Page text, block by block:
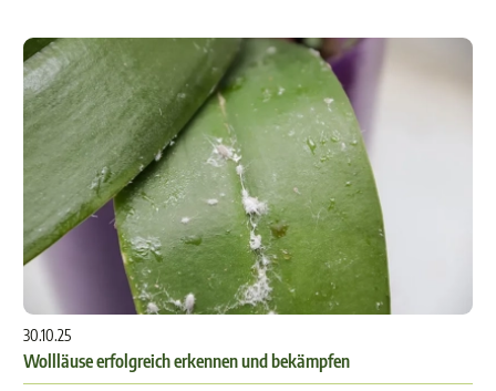
30.10.25
Wollläuse erfolgreich erkennen und bekämpfen